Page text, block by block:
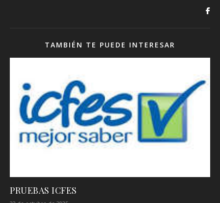
TAMBIÉN TE PUEDE INTERESAR
PRUEBAS ICFES